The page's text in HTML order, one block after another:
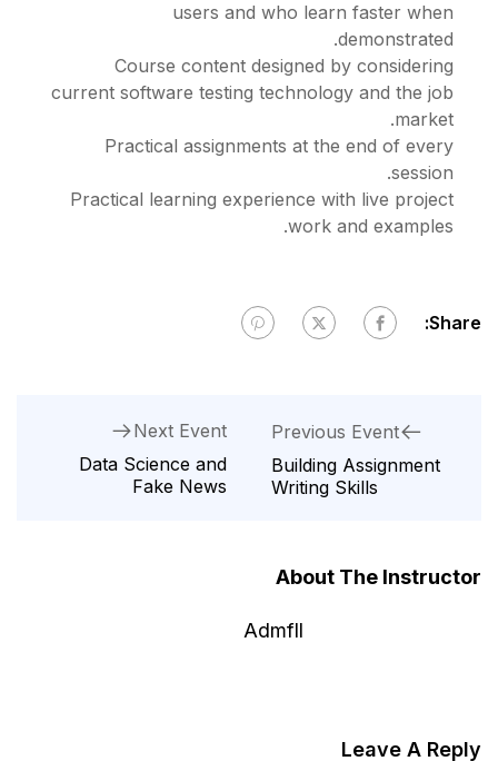
users and
Course content
current software testing
Practical
Practical learning
Next Event
Data Science and
Fake News